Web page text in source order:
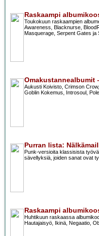
Raskaampi
Toukokuun raskaampien
Awareness, Blacknurse,
Masquerage, Serpent Gates ja
Omakustannealbumit
Aukusti Koivisto, Crimson
Goblin Kokemus, Introsoul,
Purran lista:
Punk-versioita klassisista
sävellyksiä, joiden sanat ovat
Raskaampi
Huhtikuun raskaassa
Hautajaisyö, Ikinä, Negaatio,